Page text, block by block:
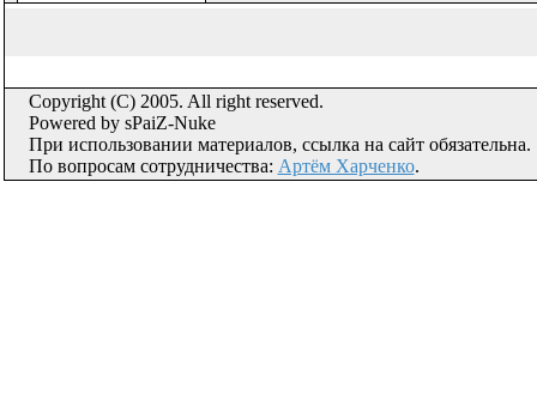
Copyright (C) 2005. All right reserved.
Powered by sPaiZ-Nuke
При использовании материалов, ссылка на сайт обязательна.
По вопросам сотрудничества: Артём Харченко.